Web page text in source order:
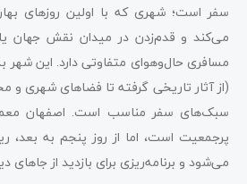
سفر است؛ شهری که با اولین روزهای
می‌کند و قدم‌زدن در میدان نقش جهان یا
مسافری حال‌وهوای متفاوتی دارد. این شهر
(از آثار تاریخی گرفته تا فضاهای شهری و
سبک‌های سفر مناسب است. اصفهان
پرجمعیت است، اما از روز پنجم به بعد،
می‌شود و برنامه‌ریزی برای بازدید از جاهای